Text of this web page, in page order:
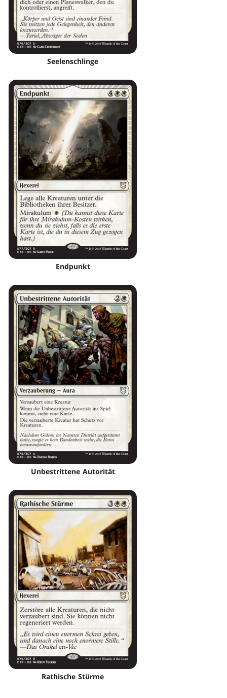
Seelenschlinge
Endpunkt
Unbestrittene Autorität
Rathische Stürme